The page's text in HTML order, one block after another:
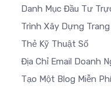
Danh Mục Đầu Tư
Trình Xây Dựng
Thẻ Kỹ Thuật Số
Địa Chỉ Email Doanh
Tạo Một Blog Miễn Phí